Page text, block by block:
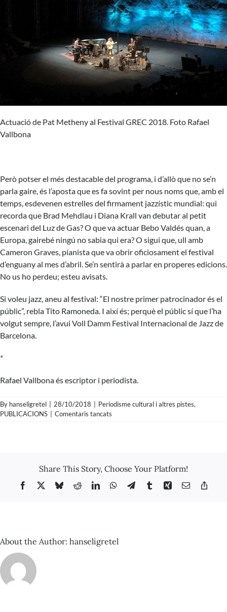
Actuació de Pat Metheny al Festival GREC 2018. Foto Rafael
Vallbona
Però potser el més destacable del programa, i d’allò que no se’n
parla gaire, és l’aposta que es fa sovint per nous noms que, amb el
temps, esdevenen estrelles del firmament jazzístic mundial: qui
recorda que Brad Mehdlau i Diana Krall van debutar al petit
escenari del Luz de Gas? O que va actuar Bebo Valdés quan, a
Europa, gairebé ningú no sabia qui era? O sigui que, ull amb
Cameron Graves, pianista que va obrir oficiosament el festival
d’enguany al mes d’abril. Se’n sentirà a parlar en properes edicions.
No us ho perdeu; esteu avisats.
Si voleu jazz, aneu al festival: “El nostre primer patrocinador és el
públic”, rebla Tito Ramoneda. I així és; perquè el públic sí que l’ha
volgut sempre, l’avui Voll Damm Festival Internacional de Jazz de
Barcelona.
*
Rafael Vallbona és escriptor i periodista.
By hanseligretel | 28/10/2018 | Periodisme cultural i altres pistes,
PUBLICACIONS | Comentaris tancats
que
no
volia
Share This Story, Choose Your Platform!
Facebook BlueskyRedditLinkedInWhatsApp
TelegramTumblrXing Email
About the Author: hanseligretel